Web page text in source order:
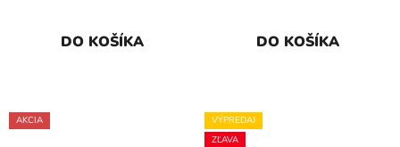
DO KOŠÍKA DO KOŠÍKA
AKCIA
VÝPREDAJ
ZĽAVA